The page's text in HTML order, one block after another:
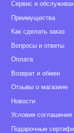
Сервис и
Преимущества
Как сделать заказ
Вопросы и ответы
Оплата
Возврат и обмен
Отзывы о магазине
Новости
Условия соглашения
Подарочные